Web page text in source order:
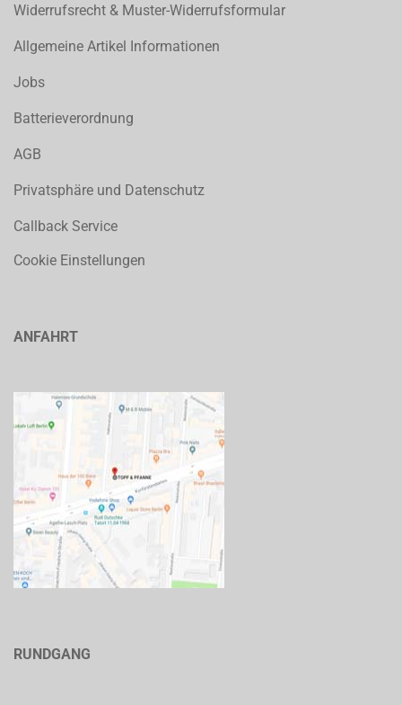
Widerrufsrecht & Muster-Widerrufsformular
Allgemeine Artikel Informationen
Jobs
Batterieverordnung
AGB
Privatsphäre und Datenschutz
Callback Service
Cookie Einstellungen
ANFAHRT
RUNDGANG